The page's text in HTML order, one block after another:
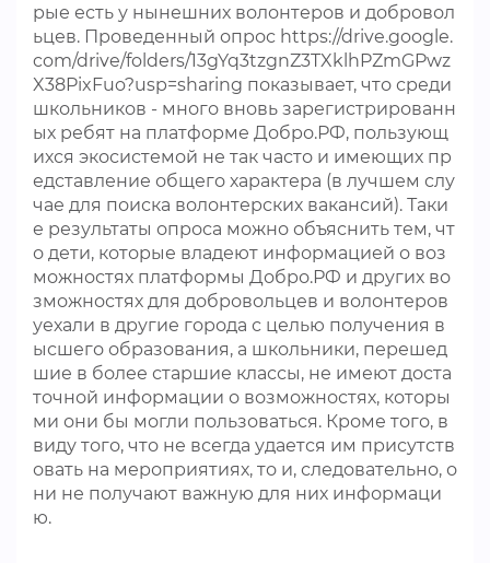
рые есть у нынешних волонтеров и добровол
ьцев. Проведенный опрос https://drive.google.
com/drive/folders/13gYq3tzgnZ3TXklhPZmGPwz
X38PixFuo?usp=sharing показывает, что среди
школьников - много вновь зарегистрированн
ых ребят на платформе Добро.РФ, пользующ
ихся экосистемой не так часто и имеющих пр
едставление общего характера (в лучшем слу
чае для поиска волонтерских вакансий). Таки
е результаты опроса можно объяснить тем, чт
о дети, которые владеют информацией о воз
можностях платформы Добро.РФ и других во
зможностях для добровольцев и волонтеров
уехали в другие города с целью получения в
ысшего образования, а школьники, перешед
шие в более старшие классы, не имеют доста
точной информации о возможностях, которы
ми они бы могли пользоваться. Кроме того, в
виду того, что не всегда удается им присутств
овать на мероприятиях, то и, следовательно, о
ни не получают важную для них информаци
ю.